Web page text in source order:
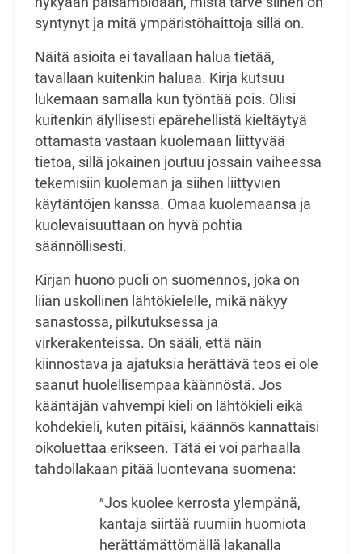
syntynyt ja mitä ympäristöhaittoja sillä on.
Näitä asioita ei tavallaan halua tietää,
tavallaan kuitenkin haluaa. Kirja kutsuu
lukemaan samalla kun työntää pois. Olisi
kuitenkin älyllisesti epärehellistä kieltäytyä
ottamasta vastaan kuolemaan liittyvää
tietoa, sillä jokainen joutuu jossain vaiheessa
tekemisiin kuoleman ja siihen liittyvien
käytäntöjen kanssa. Omaa kuolemaansa ja
kuolevaisuuttaan on hyvä pohtia
säännöllisesti.
Kirjan huono puoli on suomennos, joka on
liian uskollinen lähtökielelle, mikä näkyy
sanastossa, pilkutuksessa ja
virkerakenteissa. On sääli, että näin
kiinnostava ja ajatuksia herättävä teos ei ole
saanut huolellisempaa käännöstä. Jos
kääntäjän vahvempi kieli on lähtökieli eikä
kohdekieli, kuten pitäisi, käännös kannattaisi
oikoluettaa erikseen. Tätä ei voi parhaalla
tahdollakaan pitää luontevana suomena:
”Jos kuolee kerrosta ylempänä,
kantaja siirtää ruumiin huomiota
herättämättömällä lakanalla